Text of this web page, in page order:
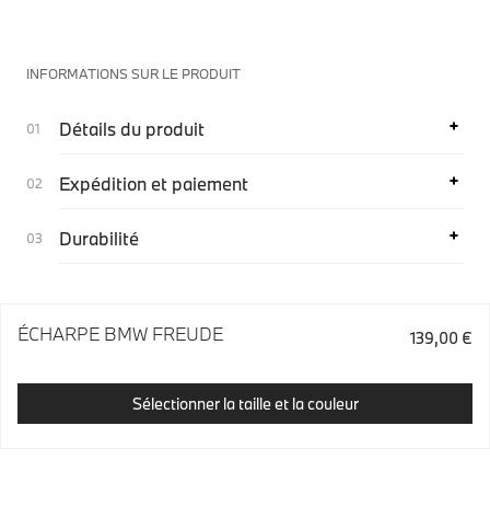
INFORMATIONS SUR LE PRODUIT
Détails du produit
Expédition et paiement
Durabilité
ÉCHARPE BMW FREUDE 139,00 €
Sélectionner la taille et la couleur